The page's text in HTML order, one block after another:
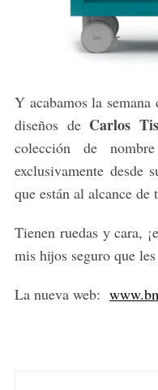
Y acabamos la
diseños de Carlos
colección de nombre
exclusivamente desde
que están al alcance
Tienen ruedas y cara,
mis hijos seguro que
La nueva web: